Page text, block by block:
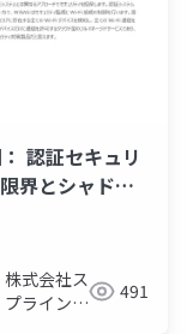
認証セキュリ
界とシャドー
株式会社ス
プライン・
491